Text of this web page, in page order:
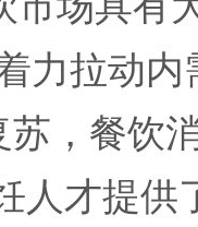
力拉动
苏，餐饮
供了